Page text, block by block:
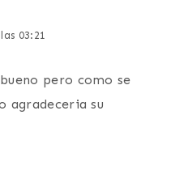
03:21
pero como se
agradeceria su